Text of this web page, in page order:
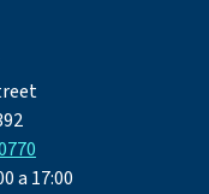
a 17:00